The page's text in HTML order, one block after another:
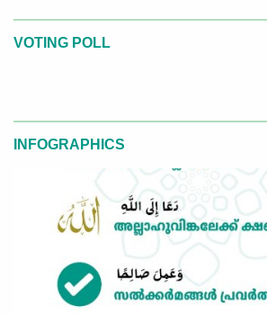
VOTING POLL
INFOGRAPHICS